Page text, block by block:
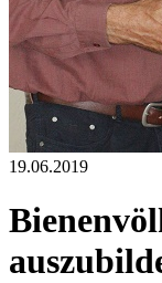
19.06.2019